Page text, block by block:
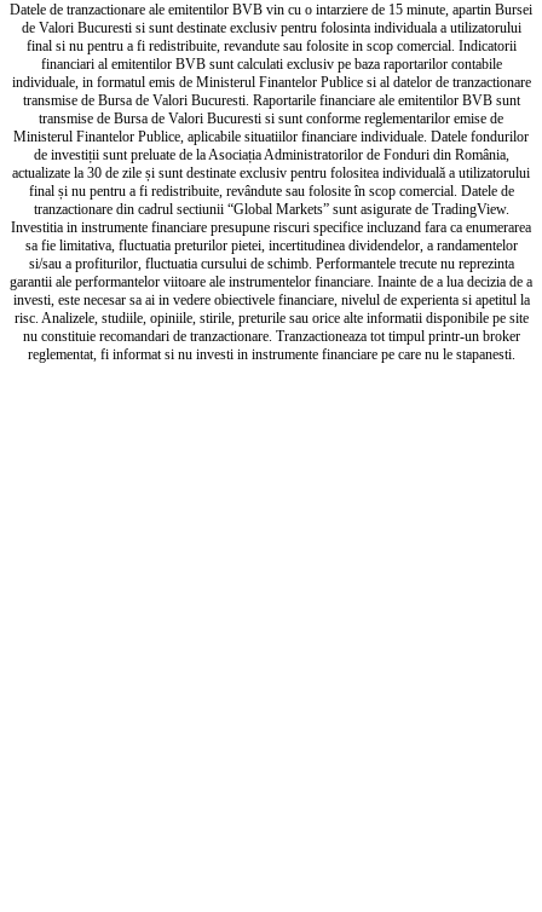
Datele de tranzactionare ale emitentilor BVB vin cu o intarziere de 15 minute, apartin Bursei
de Valori Bucuresti si sunt destinate exclusiv pentru folosinta individuala a utilizatorului
final si nu pentru a fi redistribuite, revandute sau folosite in scop comercial. Indicatorii
financiari al emitentilor BVB sunt calculati exclusiv pe baza raportarilor contabile
individuale, in formatul emis de Ministerul Finantelor Publice si al datelor de tranzactionare
transmise de Bursa de Valori Bucuresti. Raportarile financiare ale emitentilor BVB sunt
transmise de Bursa de Valori Bucuresti si sunt conforme reglementarilor emise de
Ministerul Finantelor Publice, aplicabile situatiilor financiare individuale. Datele fondurilor
de investiții sunt preluate de la Asociația Administratorilor de Fonduri din România,
actualizate la 30 de zile și sunt destinate exclusiv pentru folositea individuală a utilizatorului
final și nu pentru a fi redistribuite, revândute sau folosite în scop comercial. Datele de
tranzactionare din cadrul sectiunii “Global Markets” sunt asigurate de TradingView.
Investitia in instrumente financiare presupune riscuri specifice incluzand fara ca enumerarea
sa fie limitativa, fluctuatia preturilor pietei, incertitudinea dividendelor, a randamentelor
si/sau a profiturilor, fluctuatia cursului de schimb. Performantele trecute nu reprezinta
garantii ale performantelor viitoare ale instrumentelor financiare. Inainte de a lua decizia de a
investi, este necesar sa ai in vedere obiectivele financiare, nivelul de experienta si apetitul la
risc. Analizele, studiile, opiniile, stirile, preturile sau orice alte informatii disponibile pe site
nu constituie recomandari de tranzactionare. Tranzactioneaza tot timpul printr-un broker
reglementat, fi informat si nu investi in instrumente financiare pe care nu le stapanesti.